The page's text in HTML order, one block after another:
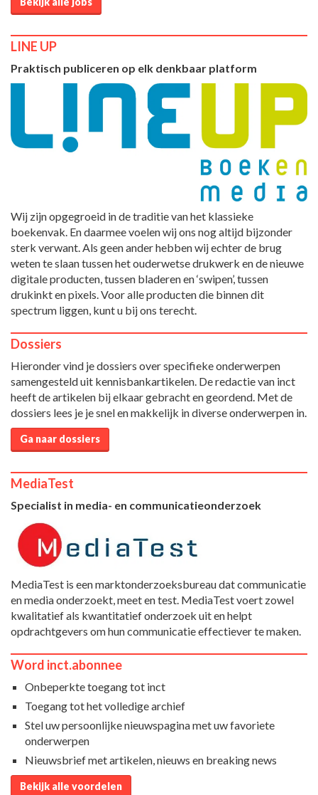
LINE UP
Praktisch publiceren op elk denkbaar platform
Wij zijn opgegroeid in de traditie van het klassieke
boekenvak. En daarmee voelen wij ons nog altijd bijzonder
sterk verwant. Als geen ander hebben wij echter de brug
weten te slaan tussen het ouderwetse drukwerk en de nieuwe
digitale producten, tussen bladeren en ‘swipen’, tussen
drukinkt en pixels. Voor alle producten die binnen dit
spectrum liggen, kunt u bij ons terecht.
Dossiers
Hieronder vind je dossiers over specifieke onderwerpen
samengesteld uit kennisbankartikelen. De redactie van inct
heeft de artikelen bij elkaar gebracht en geordend. Met de
dossiers lees je je snel en makkelijk in diverse onderwerpen in.
Ga naar dossiers
MediaTest
Specialist in media- en communicatieonderzoek
MediaTest is een marktonderzoeksbureau dat communicatie
en media onderzoekt, meet en test. MediaTest voert zowel
kwalitatief als kwantitatief onderzoek uit en helpt
opdrachtgevers om hun communicatie effectiever te maken.
Word inct.abonnee
Onbeperkte toegang tot inct
Toegang tot het volledige archief
Stel uw persoonlijke nieuwspagina met uw favoriete
onderwerpen
Nieuwsbrief met artikelen, nieuws en breaking news
Bekijk alle voordelen